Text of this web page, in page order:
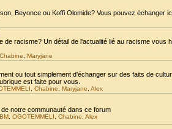
Beyonce ou Koffi Olomide? Vous pouvez échanger
de racisme? Un détail de l'actualité lié au racisme
Chabine Maryjane
ou tout simplement d'échanger sur des faits de
est faite pour vous.
Chabine Maryjane Alex
notre communauté dans ce forum
BM OGOTEMMELI Chabine Alex